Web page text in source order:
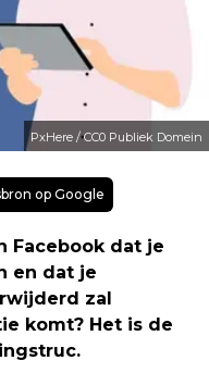
PxHere / CC0 Publiek Domein
op Google
Facebook dat je
en dat je
zal
komt? Het is de